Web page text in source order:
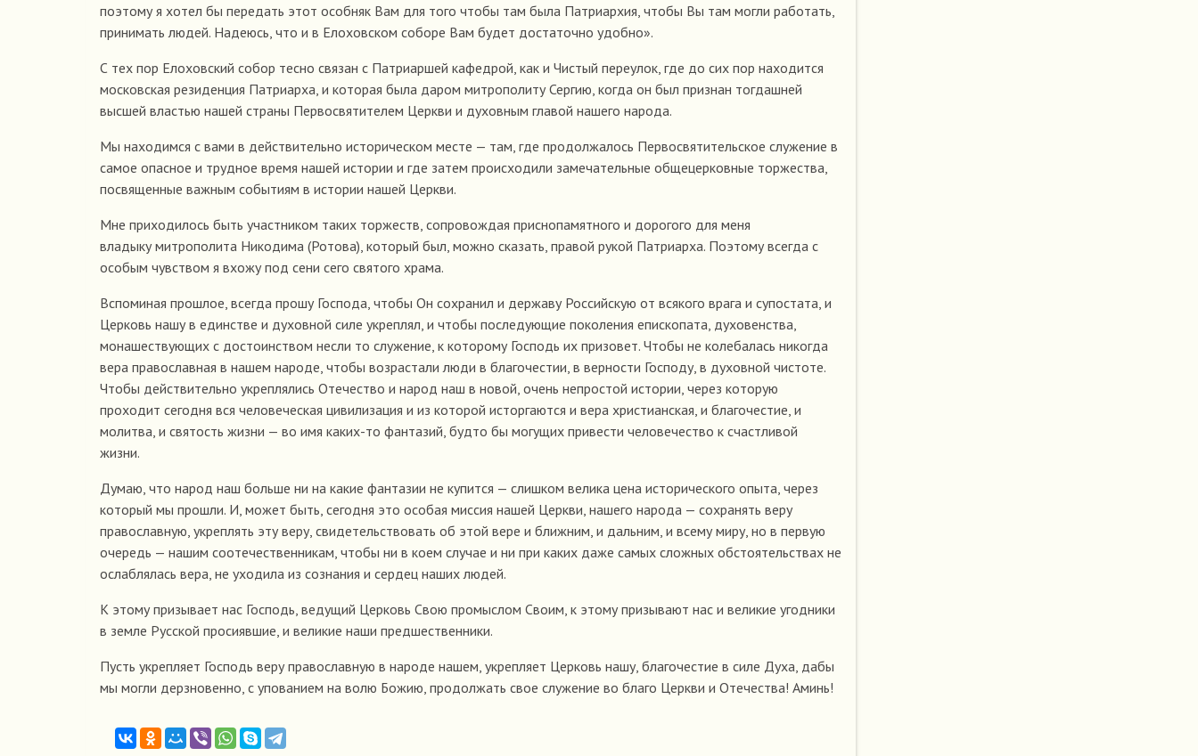
поэтому я хотел бы передать этот особняк Вам для того чтобы там была Патриархия, чтобы Вы там могли работать,
принимать людей. Надеюсь, что и в Елоховском соборе Вам будет достаточно удобно».
С тех пор Елоховский собор тесно связан с Патриаршей кафедрой, как и Чистый переулок, где до сих пор находится
московская резиденция Патриарха, и которая была даром митрополиту Сергию, когда он был признан тогдашней
высшей властью нашей страны Первосвятителем Церкви и духовным главой нашего народа.
Мы находимся с вами в действительно историческом месте — там, где продолжалось Первосвятительское служение в
самое опасное и трудное время нашей истории и где затем происходили замечательные общецерковные торжества,
посвященные важным событиям в истории нашей Церкви.
Мне приходилось быть участником таких торжеств, сопровождая приснопамятного и дорогого для меня
владыку митрополита Никодима (Ротова), который был, можно сказать, правой рукой Патриарха. Поэтому всегда с
особым чувством я вхожу под сени сего святого храма.
Вспоминая прошлое, всегда прошу Господа, чтобы Он сохранил и державу Российскую от всякого врага и супостата, и
Церковь нашу в единстве и духовной силе укреплял, и чтобы последующие поколения епископата, духовенства,
монашествующих с достоинством несли то служение, к которому Господь их призовет. Чтобы не колебалась никогда
вера православная в нашем народе, чтобы возрастали люди в благочестии, в верности Господу, в духовной чистоте.
Чтобы действительно укреплялись Отечество и народ наш в новой, очень непростой истории, через которую
проходит сегодня вся человеческая цивилизация и из которой исторгаются и вера христианская, и благочестие, и
молитва, и святость жизни — во имя каких-то фантазий, будто бы могущих привести человечество к счастливой
жизни.
Думаю, что народ наш больше ни на какие фантазии не купится — слишком велика цена исторического опыта, через
который мы прошли. И, может быть, сегодня это особая миссия нашей Церкви, нашего народа — сохранять веру
православную, укреплять эту веру, свидетельствовать об этой вере и ближним, и дальним, и всему миру, но в первую
очередь — нашим соотечественникам, чтобы ни в коем случае и ни при каких даже самых сложных обстоятельствах не
ослаблялась вера, не уходила из сознания и сердец наших людей.
К этому призывает нас Господь, ведущий Церковь Свою промыслом Своим, к этому призывают нас и великие угодники
в земле Русской просиявшие, и великие наши предшественники.
Пусть укрепляет Господь веру православную в народе нашем, укрепляет Церковь нашу, благочестие в силе Духа, дабы
мы могли дерзновенно, с упованием на волю Божию, продолжать свое служение во благо Церкви и Отечества! Аминь!